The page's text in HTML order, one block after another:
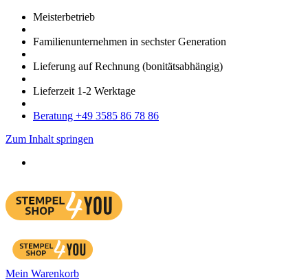
Meister­betrieb
Familien­unter­nehmen in sechster Gene­ration
Lieferung auf Rech­nung (bonitätsabhängig)
Liefer­zeit 1-2 Werk­tage
Bera­tung +49 3585 86 78 86
Zum Inhalt springen
Mein Warenkorb